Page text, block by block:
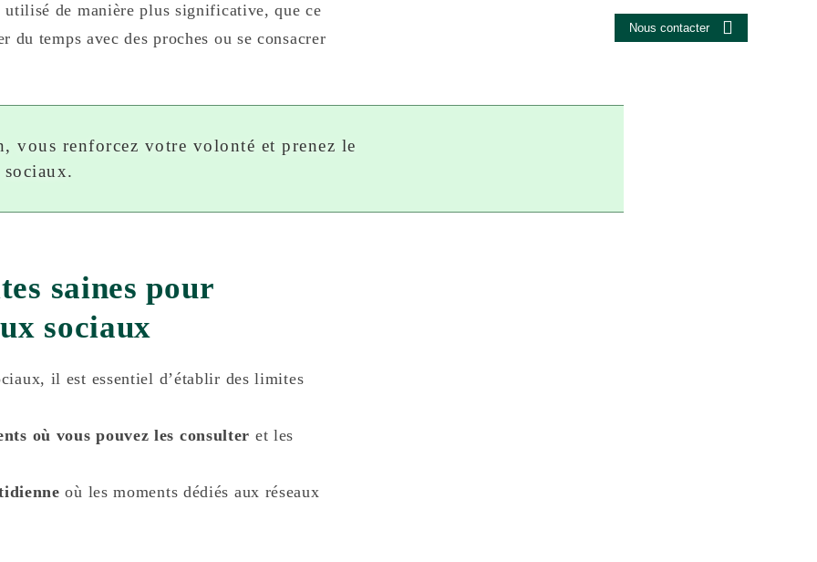
de manière plus significative, que ce
temps avec des proches ou se consacrer
vous renforcez votre volonté et prenez le
saines pour
sociaux
il est essentiel d’établir des limites
où vous pouvez les consulter et les
où les moments dédiés aux réseaux
Nous contacter